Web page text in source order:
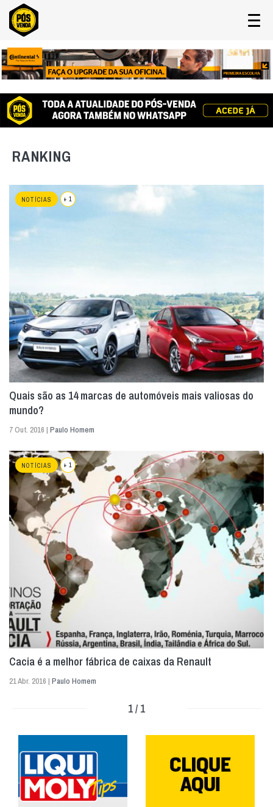
RANKING
NOTÍCIAS + 1
Quais são as 14 marcas de automóveis mais valiosas do
mundo?
7 Out. 2016 | Paulo Homem
NOTÍCIAS + 1
Cacia é a melhor fábrica de caixas da Renault
21 Abr. 2016 | Paulo Homem
1 / 1